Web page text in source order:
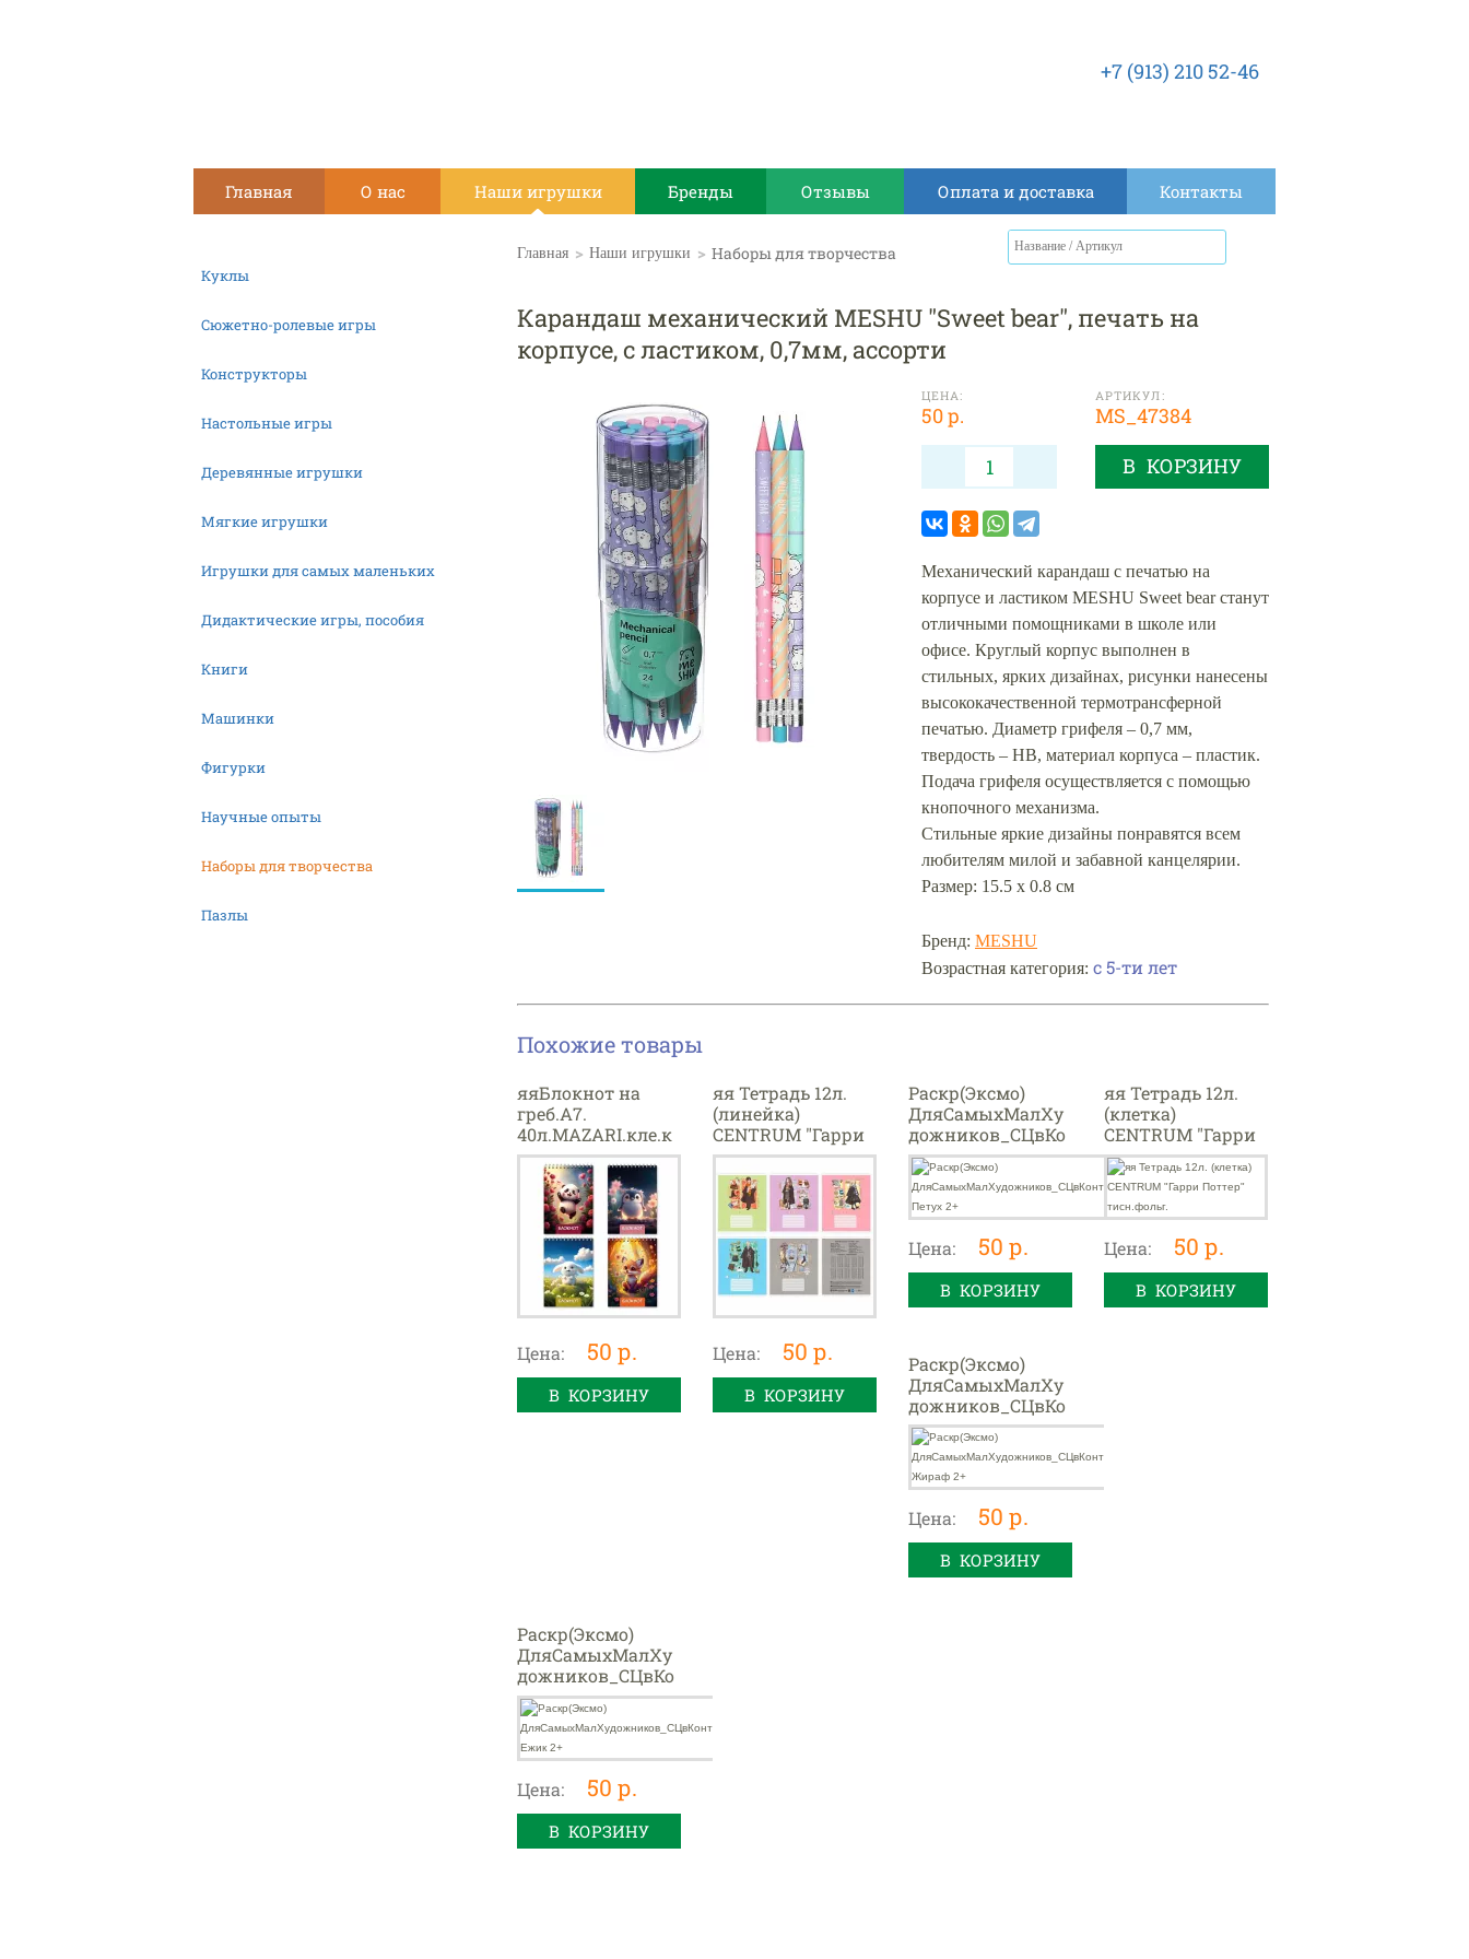
+7 (913) 210 52-46
Главная О нас Наши игрушки Бренды Отзывы Оплата и доставка Контакты
Главная > Наши игрушки > Наборы для творчества
Карандаш механический MESHU "Sweet bear", печать на
корпусе, с ластиком, 0,7мм, ассорти
ЦЕНА:
50 р.
АРТИКУЛ:
MS_47384
В КОРЗИНУ
Механический карандаш с печатью на
корпусе и ластиком MESHU Sweet bear станут
отличными помощниками в школе или
офисе. Круглый корпус выполнен в
стильных, ярких дизайнах, рисунки нанесены
высококачественной термотрансферной
печатью. Диаметр грифеля – 0,7 мм,
твердость – HB, материал корпуса – пластик.
Подача грифеля осуществляется с помощью
кнопочного механизма.
Стильные яркие дизайны понравятся всем
любителям милой и забавной канцелярии.
Размер: 15.5 х 0.8 см
Бренд: MESHU
Возрастная категория: с 5-ти лет
Похожие товары
яяБлокнот на
греб.А7.
40л.MAZARI.кле.к
арт.обл.Веселые
зверята.ассорти
Цена: 50 р.
В КОРЗИНУ
яя Тетрадь 12л.
(линейка)
CENTRUM "Гарри
Поттер" 75932
мел.карт.,тисн.фо
льг.
Цена: 50 р.
В КОРЗИНУ
Раскр(Эксмо)
ДляСамыхМалХу
дожников_СЦвКо
нтуром Петух 2+
Цена: 50 р.
В КОРЗИНУ
яя Тетрадь 12л.
(клетка)
CENTRUM "Гарри
Поттер"
тисн.фольг.
Цена: 50 р.
В КОРЗИНУ
Раскр(Эксмо)
ДляСамыхМалХу
дожников_СЦвКо
нтуром Жираф 2+
Цена: 50 р.
В КОРЗИНУ
Раскр(Эксмо)
ДляСамыхМалХу
дожников_СЦвКо
нтуром Ежик 2+
Цена: 50 р.
В КОРЗИНУ
Куклы
Сюжетно-ролевые игры
Конструкторы
Настольные игры
Деревянные игрушки
Мягкие игрушки
Игрушки для самых маленьких
Дидактические игры, пособия
Книги
Машинки
Фигурки
Научные опыты
Наборы для творчества
Пазлы